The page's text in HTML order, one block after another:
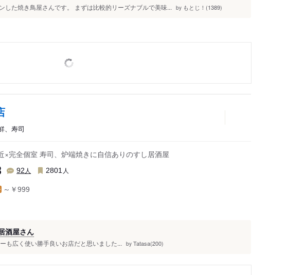
した焼き鳥屋さんです。 まずは比較的リーズナブルで美味... by もとじ！(1389)
、寿司
×完全個室 寿司、炉端焼きに自信ありのすし居酒屋
92 人 2801 人
～￥999
酒屋さん
も広く使い勝手良いお店だと思いました... by Tatasa(200)